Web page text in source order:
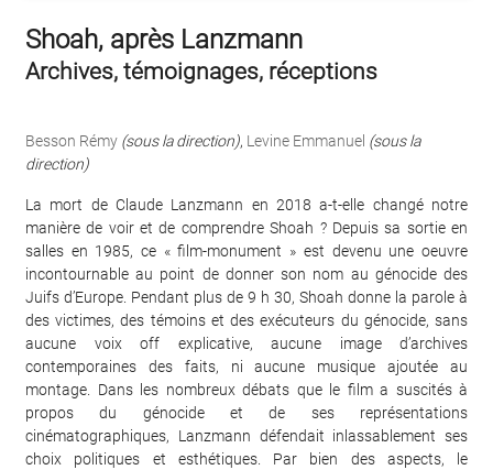
Shoah, après Lanzmann
Archives, témoignages, réceptions
Besson Rémy (sous la direction), Levine Emmanuel (sous la
direction)
La mort de Claude Lanzmann en 2018 a-t-elle changé notre
manière de voir et de comprendre Shoah ? Depuis sa sortie en
salles en 1985, ce « film-monument » est devenu une oeuvre
incontournable au point de donner son nom au génocide des
Juifs d’Europe. Pendant plus de 9 h 30, Shoah donne la parole à
des victimes, des témoins et des exécuteurs du génocide, sans
aucune voix off explicative, aucune image d’archives
contemporaines des faits, ni aucune musique ajoutée au
montage. Dans les nombreux débats que le film a suscités à
propos du génocide et de ses représentations
cinématographiques, Lanzmann défendait inlassablement ses
choix politiques et esthétiques. Par bien des aspects, le